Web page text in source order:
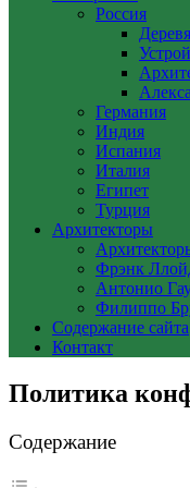
Россия
Германия
Индия
Испания
Италия
Египет
Турция
Архитекторы
Фрэнк
Антонио
Филиппо
Содержание сайта
Контакт
Политика
Содержание